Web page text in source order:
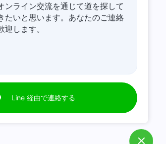
ンライン交流を通じて道を探して
たいと思います。あなたのご連絡
迎します。
Line 経由で連絡する